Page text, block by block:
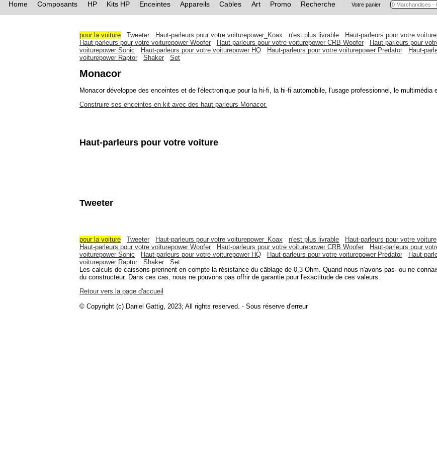
Home Composants HP Kits HP Enceintes Appareils Cables Art Promo Recherche Votre panier
pour la voiture Tweeter Haut-parleurs pour votre voiturepower_Koax n'est plus livrable Haut-parleurs pour votre
Haut-parleurs pour votre voiturepower Woofer
Haut-parleurs pour votre voiturepower CRB Woofer Haut-parleurs pour
voiturepower Sonic
Haut-parleurs pour votre voiturepower HQ Haut-parleurs pour votre voiturepower Predator Haut-
voiturepower Raptor
Shaker Set
Monacor
Monacor développe des enceintes et de l'électronique pour la hi-fi, la hi-fi automobile, l'usage professionnel, le multimédia
Construire ses enceintes en kit avec des haut-parleurs Monacor.
Haut-parleurs pour votre voiture
Tweeter
pour la voiture Tweeter Haut-parleurs pour votre voiturepower_Koax n'est plus livrable Haut-parleurs pour votre
Haut-parleurs pour votre voiturepower Woofer
Haut-parleurs pour votre voiturepower CRB Woofer Haut-parleurs pour
voiturepower Sonic
Haut-parleurs pour votre voiturepower HQ Haut-parleurs pour votre voiturepower Predator Haut-
voiturepower Raptor
Shaker
Set
Les calculs de caissons prennent en compte la résistance du câblage de 0,3 Ohm. Quand nous n'avons pas- ou ne
du constructeur. Dans ces cas, nous ne pouvons pas offrir de garantie pour l'exactitude de ces valeurs.
Retour vers la page d'accueil
© Copyright (c) Daniel Gattig, 2023; All rights reserved. - Sous réserve d'erreur